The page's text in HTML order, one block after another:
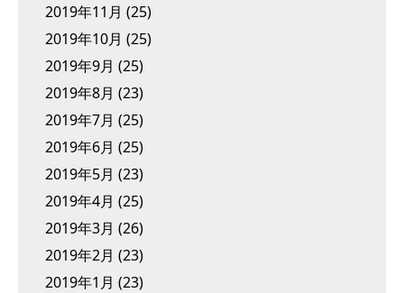
2019年11月 (25)
2019年10月 (25)
2019年9月 (25)
2019年8月 (23)
2019年7月 (25)
2019年6月 (25)
2019年5月 (23)
2019年4月 (25)
2019年3月 (26)
2019年2月 (23)
2019年1月 (23)